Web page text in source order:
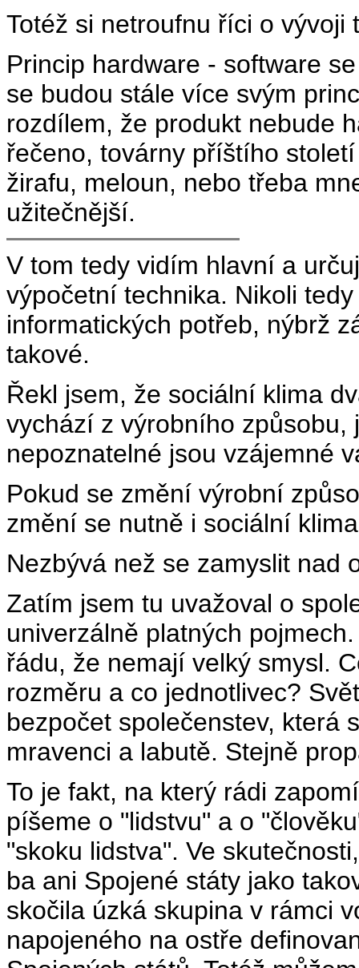
Totéž si netroufnu říci o vývoji
Princip hardware - software
se budou stále více svým
rozdílem, že produkt nebude
řečeno, továrny příštího
žirafu, meloun, nebo třeba
užitečnější.
V tom tedy vidím hlavní a
výpočetní technika. Nikoli
informatických potřeb, nýbrž
takové.
Řekl jsem, že sociální klima
vychází z výrobního způsobu,
nepoznatelné jsou vzájemné
Pokud se změní výrobní
změní se nutně i sociální
Nezbývá než se zamyslit nad
Zatím jsem tu uvažoval o
univerzálně platných
řádu, že nemají velký smysl.
rozměru a co jednotlivec?
bezpočet společenstev, která
mravenci a labutě. Stejně
To je fakt, na který rádi
píšeme o "lidstvu" a o
"skoku lidstva". Ve
ba ani Spojené státy jako
skočila úzká skupina v rámci
napojeného na ostře